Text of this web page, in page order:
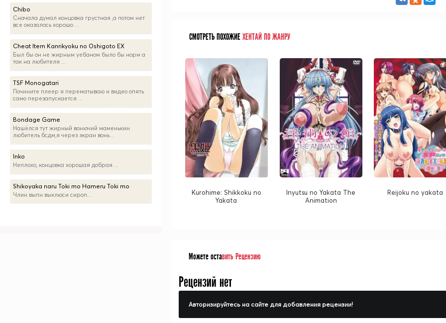
СМОТРЕТЬ ПОХОЖИЕХЕНТАЙ ПО ЖАНРУ
Kurohime: Shikkoku no
Yakata
Inyutsu no Yakata The
Animation
Reijoku no yakata
Можете оставить Рецензию
Рецензий нет
Авторизируйтесь на сайте для добавления рецензии!
Chibo
Сначала думал концовка грустная ,а потом нет
все оказалось хорошо ...
Cheat Item Kanrikyoku no Oshigoto EX
Был бы он не жирным уебаном было бы норм а
так на любителя ...
TSF Monogatari
Почините плеер я перематываю и видео опять
само перезапускается ...
Bondage Game
Нашёлся тут жирный вонючий маменькин
любитель бсдм,я через экран вонь...
Inko
Неплохо, концовка хорошая добрая ...
Shikoyaka naru Toki mo Hameru Toki mo
Члин выпн выклюси сироп...